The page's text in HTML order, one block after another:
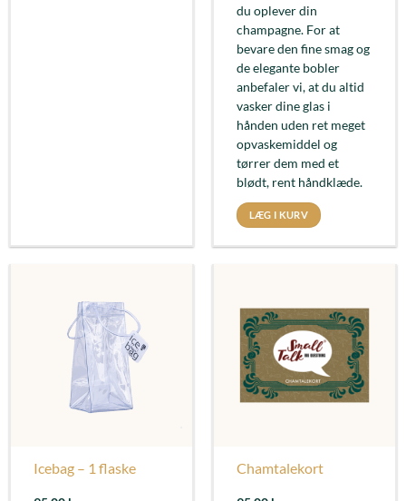
du oplever din
champagne. For at
bevare den fine smag og
de elegante bobler
anbefaler vi, at du altid
vasker dine glas i
hånden uden ret meget
opvaskemiddel og
tørrer dem med et
blødt, rent håndklæde.
LÆG I KURV
Icebag – 1 flaske Chamtalekort